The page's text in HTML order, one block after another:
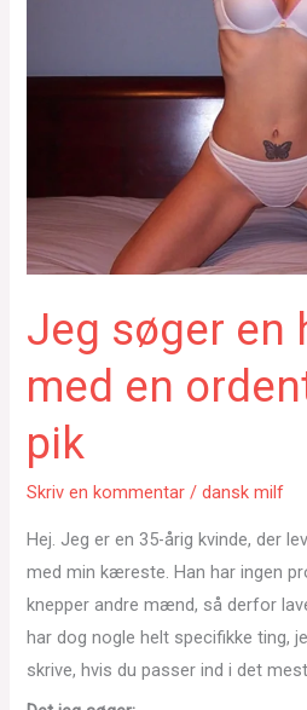
Jeg søger en
med en
pik
Skriv en kommentar /dansk milf
Hej. Jeg er en 35-årig kvinde, der
med min kæreste. Han har ingen
knepper andre mænd, så derfor
har dog nogle helt specifikke ting,
skrive, hvis du passer ind i det